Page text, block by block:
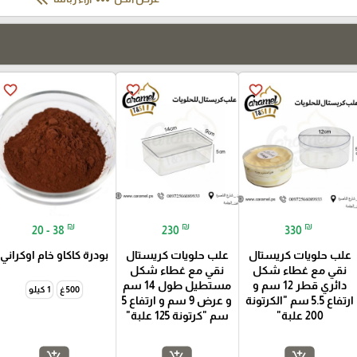
favorite_border
330 ₪
علب حلويات كريستال
نقي مع غطاء شكل
دائري قطر 12 سم و
ارتفاع 5.5 سم "الكرتونة
200 علبة"
favorite_border
230 ₪
علب حلويات كريستال
نقي مع غطاء شكل
مستطيل طول 14 سم
و عرض 9 سم و ارتفاع 5
سم "كرتونة 125 علبة"
favorite_border
20 - 38 ₪
بودرة كاكاو خام اوكراني
500 غ 1 كيلو